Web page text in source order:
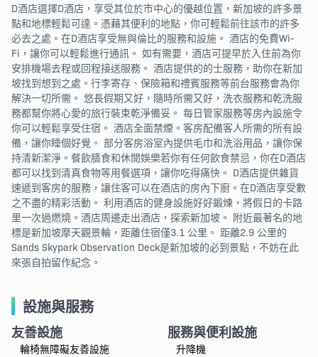
D酒店選擇D酒店，享受其位於市中心的優越位置，新加坡的許多景
點和地標輕鬆可達。憑藉其便利的地點，你可輕鬆前往該市的許多
必去之處。在D酒店享受無與倫比的服務和設施。 酒店的免費Wi-
Fi，讓你可以輕鬆進行通訊。 如有需要，酒店可提早於入住前為你
安排機場去程或回程接送服務。 酒店提供的的士服務，助你在新加
坡找到想到之處。行李寄存、保險箱和禮賓服務等前台服務會為你
解決一切所需。 悠長假期又好，隨時所需又好，洗衣服務和乾洗服
務都幫你將心愛的旅行裝束乾淨備妥。 每日管家服務等房內設施令
你可以輕鬆享受住宿。 酒店全面禁煙。客房配備客人所需的所有設
備，讓你睡個好覺。 部分客房浴室內提供毛巾和洗浴用品，讓你保
持清新潔淨。餐飲膳食和休閒娛樂若你有任何飲食禁忌，你在D酒店
都可以找到清真食物等用餐選項，讓你吃得痛快。 D酒店提供雜貨
速遞到客房的服務，讓住客可以在酒店的房內下廚。在D酒店享受數
之不盡的精彩活動。 利用酒店的健身設施好好鍛煉，將假日的卡路
里一次過燃燒。酒店周邊走出酒店，探索新加坡。 附近最著名的地
標是新加坡摩天觀景輪，距離住宿僅3.1 公里。 距離2.9 公里的
Sands Skypark Observation Deck是新加坡的必到景點，不妨在此
來張自拍留作紀念。
設施與服務
友善設施
輪椅無障礙友善設施
服務與便利設施
升降機